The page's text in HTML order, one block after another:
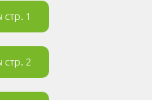
стр. 1
стр. 2